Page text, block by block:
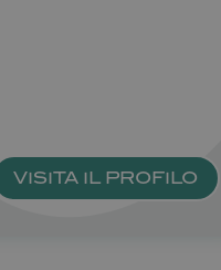
VISITA IL PROFILO